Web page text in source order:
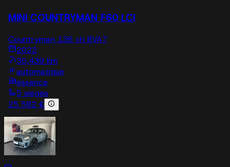
MINI COUNTRYMAN F60 LCI
Countryman 136 ch BVA7
2022
30,439 km
automatique
essence
5 sieges
25 582 €